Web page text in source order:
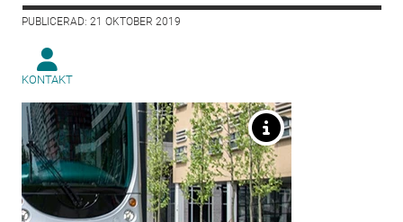
PUBLICERAD: 21 OKTOBER 2019
KONTAKT